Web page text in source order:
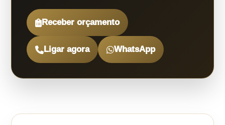
Receber orçamento
Ligar agora WhatsApp